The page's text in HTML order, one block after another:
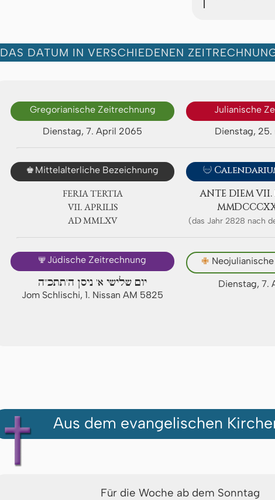
DAS DATUM IN VERSCHIEDENEN
Gregorianische Zeitrechnung
Dienstag, 7. April 2065
Julianische
Dienstag,
♚ Mittelalterliche Bezeichnung
FERIA TERTIA
Ⅶ. APRILIS
AD ⅯⅯⅬⅩⅤ

ANTE DIEM VII.
(das Jahr 2828 nach
🕎 Jüdische Zeitrechnung
יום שלישי א' ניסן ה'תתכ"ה
Jom Schlischi, 1. Nissan AM 5825
✙
Dienstag, 7.
Aus dem evangelischen
Für die Woche ab dem Sonntag